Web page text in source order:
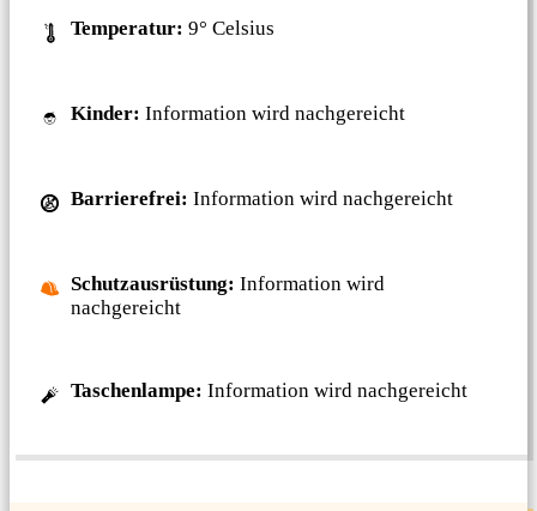
Temperatur: 9° Celsius
Kinder: Information wird nachgereicht
Barrierefrei: Information wird nachgereicht
Schutzausrüstung: Information wird
nachgereicht
Taschenlampe: Information wird nachgereicht